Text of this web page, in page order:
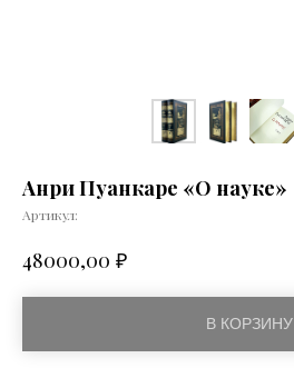
Анри Пуанкаре «О науке»
Артикул:
48000,00 ₽
В КОРЗИНУ